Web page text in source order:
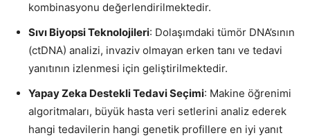
kombinasyonu değerlendirilmektedir.
Sıvı Biyopsi Teknolojileri: Dolaşımdaki tümör DNA’sının
(ctDNA) analizi, invaziv olmayan erken tanı ve tedavi
yanıtının izlenmesi için geliştirilmektedir.
Yapay Zeka Destekli Tedavi Seçimi: Makine öğrenimi
algoritmaları, büyük hasta veri setlerini analiz ederek
hangi tedavilerin hangi genetik profillere en iyi yanıt